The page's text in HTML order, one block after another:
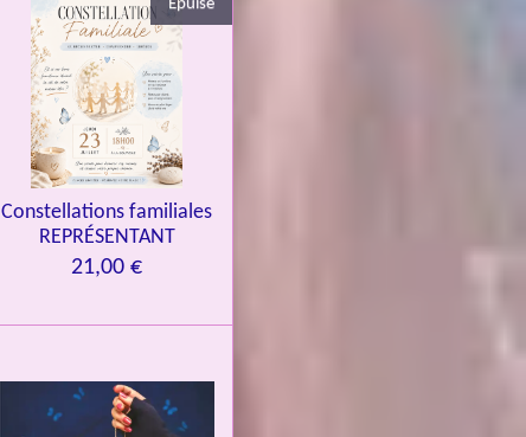
Épuisé
Constellations familiales
REPRÉSENTANT
21,00 €